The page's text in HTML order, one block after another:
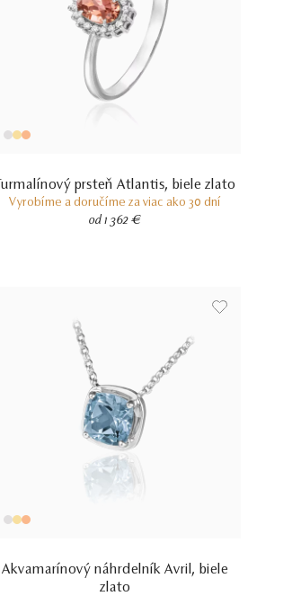
Turmalínový prsteň Atlantis, biele zlato
Vyrobíme a doručíme za viac ako 30 dní
od 1 362 €
Akvamarínový náhrdelník Avril, biele
zlato